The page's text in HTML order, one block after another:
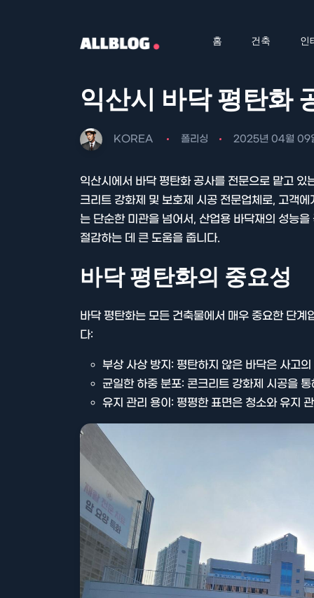
홈 건축 인
익산시 바닥 평탄화
KOREA 폴리싱 2025년 04월 09
익산시에서 바닥 평탄화 공사를 전문으로 맡고 있
크리트 강화제 및 보호제 시공 전문업체로, 고객
는 단순한 미관을 넘어서, 산업용 바닥재의 성능
절감하는 데 큰 도움을 줍니다.
바닥 평탄화의 중요성
바닥 평탄화는 모든 건축물에서 매우 중요한 단
다:
부상 사상 방지: 평탄하지 않은 바닥은 사고
균일한 하중 분포: 콘크리트 강화제 시공을
유지 관리 용이: 평평한 표면은 청소와 유지